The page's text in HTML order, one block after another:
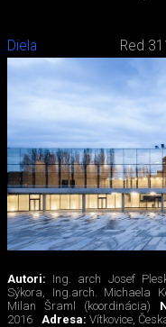
Diela Red 3
Autori: Ing. arch Josef
Sýkora, Ing.arch. Michaela
Milan Šraml (koordinácia)
2016
Adresa: Vítkovice,